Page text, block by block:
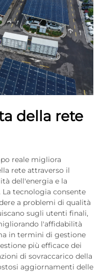
della rete
reale migliora
rete attraverso il
dell'energia e la
tecnologia consente
a problemi di qualità
sugli utenti finali,
l'affidabilità
in termini di gestione
più efficace dei
di sovraccarico della
aggiornamenti delle